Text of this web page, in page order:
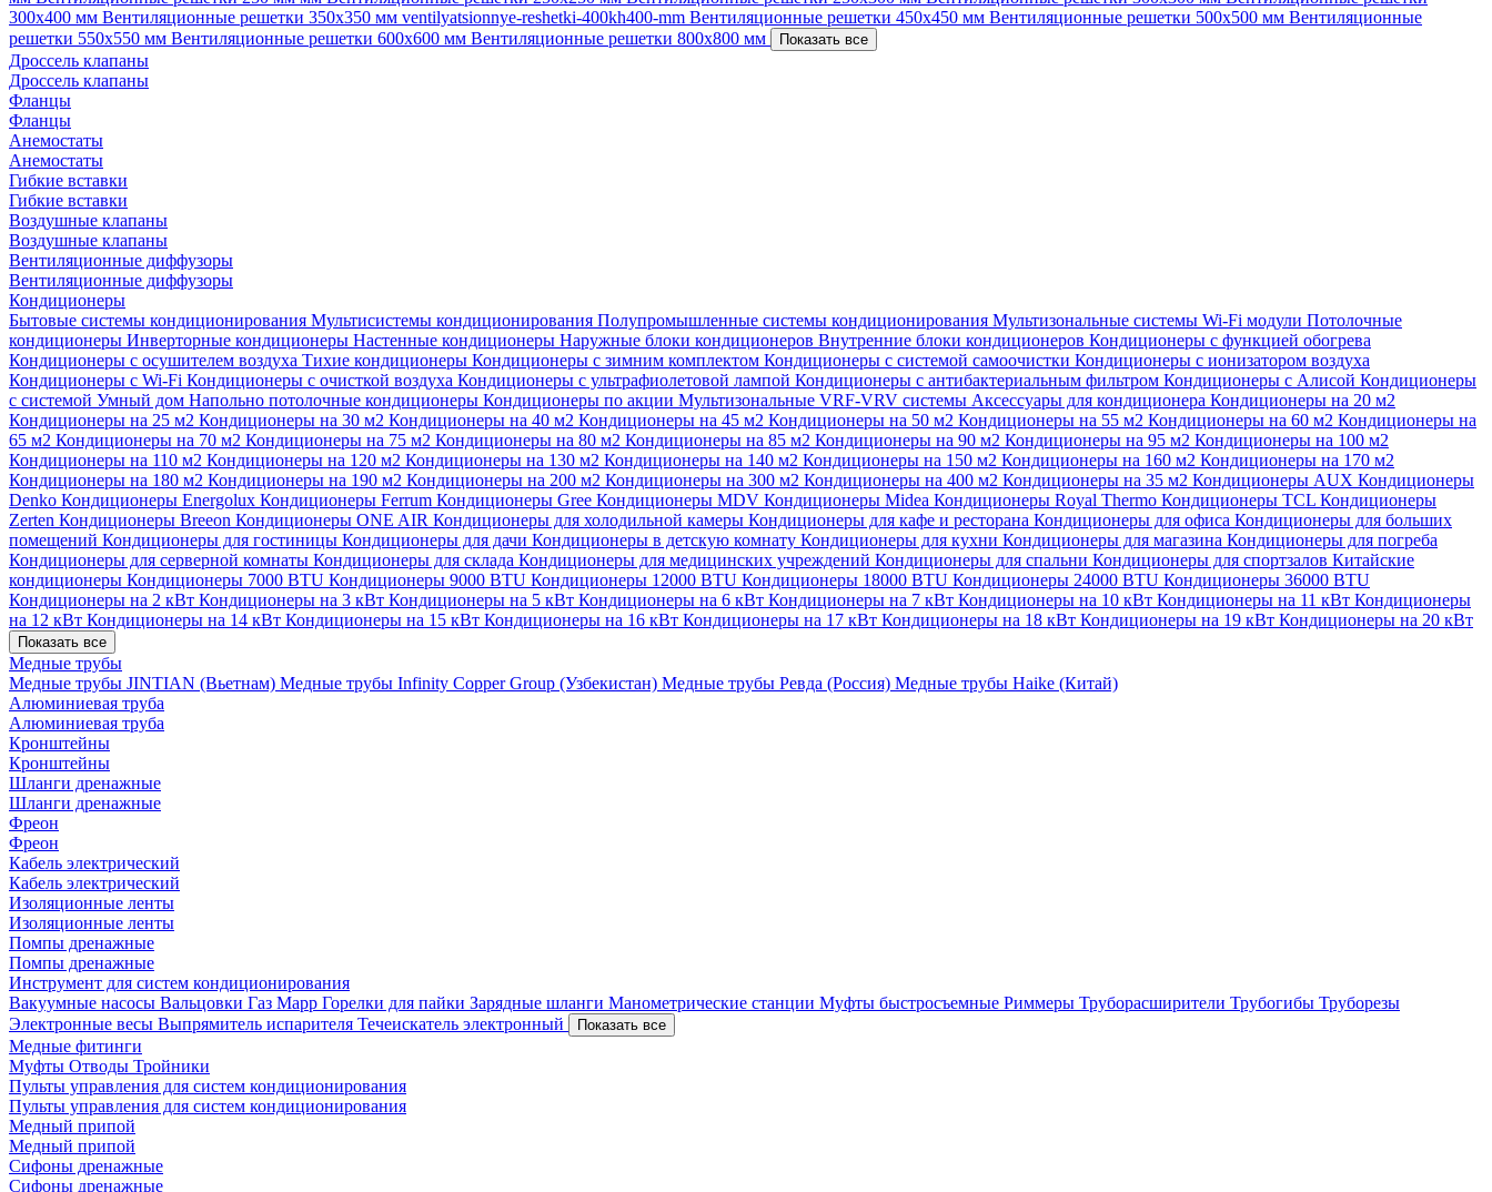
300х400 мм Вентиляционные решетки 350х350 мм ventilyatsionnye-reshetki-400kh400-mm Вентиляционные решетки 450х450 мм Вентиляционные решетки 500х500 мм Вентиляционные
решетки 550х550 мм Вентиляционные решетки 600х600 мм Вентиляционные решетки 800х800 мм Показать все
Дроссель клапаны
Дроссель клапаны
Фланцы
Фланцы
Анемостаты
Анемостаты
Гибкие вставки
Гибкие вставки
Воздушные клапаны
Воздушные клапаны
Вентиляционные диффузоры
Вентиляционные диффузоры
Кондиционеры
Бытовые системы кондиционирования Мультисистемы кондиционирования Полупромышленные системы кондиционирования Мультизональные системы Wi-Fi модули Потолочные
кондиционеры Инверторные кондиционеры Настенные кондиционеры Наружные блоки кондиционеров Внутренние блоки кондиционеров Кондиционеры с функцией обогрева
Кондиционеры с осушителем воздуха Тихие кондиционеры Кондиционеры с зимним комплектом Кондиционеры с системой самоочистки Кондиционеры с ионизатором воздуха
Кондиционеры с Wi-Fi Кондиционеры с очисткой воздуха Кондиционеры с ультрафиолетовой лампой Кондиционеры с антибактериальным фильтром Кондиционеры с Алисой Кондиционеры
с системой Умный дом Напольно потолочные кондиционеры Кондиционеры по акции Мультизональные VRF-VRV системы Аксессуары для кондиционера Кондиционеры на 20 м2
Кондиционеры на 25 м2 Кондиционеры на 30 м2 Кондиционеры на 40 м2 Кондиционеры на 45 м2 Кондиционеры на 50 м2 Кондиционеры на 55 м2 Кондиционеры на 60 м2 Кондиционеры на
65 м2 Кондиционеры на 70 м2 Кондиционеры на 75 м2 Кондиционеры на 80 м2 Кондиционеры на 85 м2 Кондиционеры на 90 м2 Кондиционеры на 95 м2 Кондиционеры на 100 м2
Кондиционеры на 110 м2 Кондиционеры на 120 м2 Кондиционеры на 130 м2 Кондиционеры на 140 м2 Кондиционеры на 150 м2 Кондиционеры на 160 м2 Кондиционеры на 170 м2
Кондиционеры на 180 м2 Кондиционеры на 190 м2 Кондиционеры на 200 м2 Кондиционеры на 300 м2 Кондиционеры на 400 м2 Кондиционеры на 35 м2 Кондиционеры AUX Кондиционеры
Denko Кондиционеры Energolux Кондиционеры Ferrum Кондиционеры Gree Кондиционеры MDV Кондиционеры Midea Кондиционеры Royal Thermo Кондиционеры TCL Кондиционеры
Zerten Кондиционеры Breeon Кондиционеры ONE AIR Кондиционеры для холодильной камеры Кондиционеры для кафе и ресторана Кондиционеры для офиса Кондиционеры для больших
помещений Кондиционеры для гостиницы Кондиционеры для дачи Кондиционеры в детскую комнату Кондиционеры для кухни Кондиционеры для магазина Кондиционеры для погреба
Кондиционеры для серверной комнаты Кондиционеры для склада Кондиционеры для медицинских учреждений Кондиционеры для спальни Кондиционеры для спортзалов Китайские
кондиционеры Кондиционеры 7000 BTU Кондиционеры 9000 BTU Кондиционеры 12000 BTU Кондиционеры 18000 BTU Кондиционеры 24000 BTU Кондиционеры 36000 BTU
Кондиционеры на 2 кВт Кондиционеры на 3 кВт Кондиционеры на 5 кВт Кондиционеры на 6 кВт Кондиционеры на 7 кВт Кондиционеры на 10 кВт Кондиционеры на 11 кВт Кондиционеры
на 12 кВт Кондиционеры на 14 кВт Кондиционеры на 15 кВт Кондиционеры на 16 кВт Кондиционеры на 17 кВт Кондиционеры на 18 кВт Кондиционеры на 19 кВт Кондиционеры на 20 кВт
Показать все
Медные трубы
Медные трубы JINTIAN (Вьетнам) Медные трубы Infinity Copper Group (Узбекистан) Медные трубы Ревда (Россия) Медные трубы Haike (Китай)
Алюминиевая труба
Алюминиевая труба
Кронштейны
Кронштейны
Шланги дренажные
Шланги дренажные
Фреон
Фреон
Кабель электрический
Кабель электрический
Изоляционные ленты
Изоляционные ленты
Помпы дренажные
Помпы дренажные
Инструмент для систем кондиционирования
Вакуумные насосы Вальцовки Газ Mapp Горелки для пайки Зарядные шланги Манометрические станции Муфты быстросъемные Риммеры Труборасширители Трубогибы Труборезы
Электронные весы Выпрямитель испарителя Течеискатель электронный Показать все
Медные фитинги
Муфты Отводы Тройники
Пульты управления для систем кондиционирования
Пульты управления для систем кондиционирования
Медный припой
Медный припой
Сифоны дренажные
Сифоны дренажные